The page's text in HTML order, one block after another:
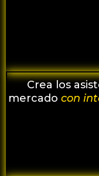
Crea los
mercado con